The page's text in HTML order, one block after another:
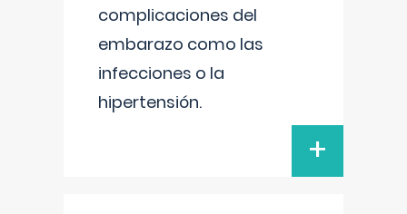
complicaciones del
embarazo como las
infecciones o la
hipertensión.
+